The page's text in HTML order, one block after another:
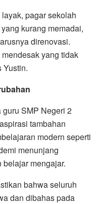
pagar sekolah
kurang memadai,
direnovasi.
yang tidak
Yustin.
SMP Negeri 2
tambahan
modern seperti
menunjang
mengajar.
bahwa seluruh
dan dibahas pada